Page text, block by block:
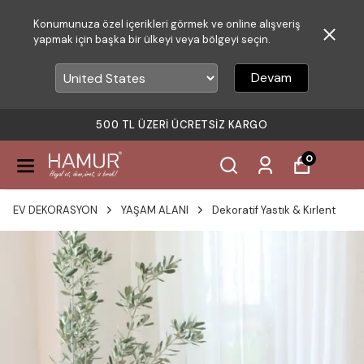
Konumunuza özel içerikleri görmek ve online alışveriş
yapmak için başka bir ülkeyi veya bölgeyi seçin.
Devam
500 TL ÜZERI ÜCRETSIZ KARGO
0
EV DEKORASYON YAŞAM ALANI Dekoratif Yastık & Kırlent